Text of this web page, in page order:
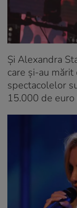
Și Alexandra
care și-au
spectacolelor
15.000 de